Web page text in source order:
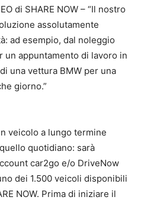
di SHARE NOW – “Il nostro
assolutamente
ad esempio, dal noleggio
un appuntamento di lavoro in
una vettura BMW per una
giorno.”
veicolo a lungo termine
quotidiano: sarà
car2go e/o DriveNow
dei 1.500 veicoli disponibili
NOW. Prima di iniziare il